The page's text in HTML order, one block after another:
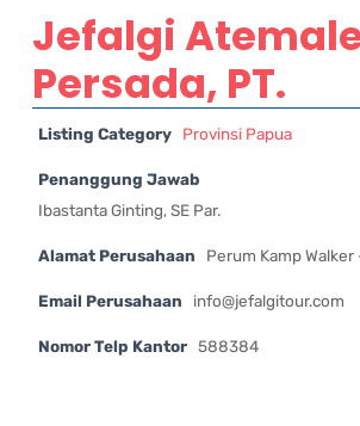
Jefalgi
Persada, PT.
Listing Category Provinsi Papua
Penanggung Jawab
Ibastanta Ginting, SE Par.
Alamat Perusahaan Perum Kamp Walker
Email Perusahaan info@jefalgitour.com
Nomor Telp Kantor 588384